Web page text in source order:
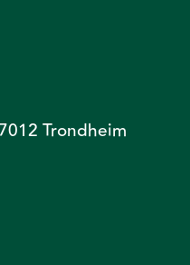
Trondheim